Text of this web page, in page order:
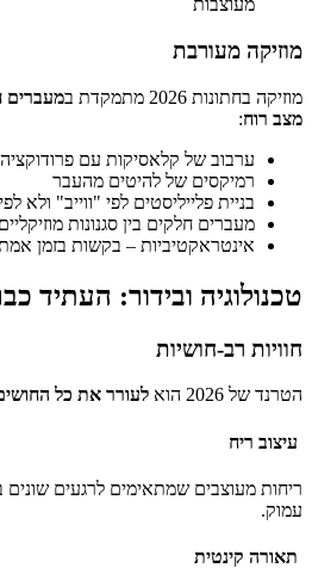
מעוצבות
מוזיקה מעורבת
מוזיקה בחתונות 2026 מתמקדת ב
מעברים
מצב רוח:
ערבוב של קלאסיקות עם פרודוקציה
רמיקסים של להיטים מהעבר
בניית פלייליסטים לפי "ווייב" ולא
מעברים חלקים בין סגנונות מוזיקליים
אינטראקטיביות – בקשות בזמן
טכנולוגיה ובידור: העתיד
חוויות רב-חושיות
הטרנד של 2026 הוא לעורר את כל
עיצוב ריח
ריחות מעוצבים שמתאימים לרגעים שונים
עמוק.
תאורה קינטית